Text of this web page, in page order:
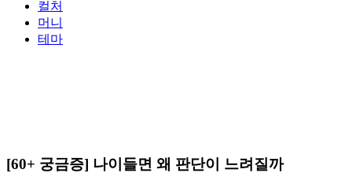
컬처
머니
테마
[60+ 궁금증] 나이들면 왜 판단이 느려질까